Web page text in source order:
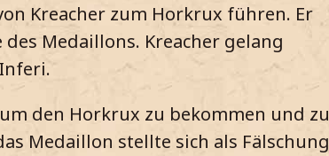
Kreacher zum Horkrux führen. Er
Medaillons. Kreacher gelang
den Horkrux zu bekommen und zu
Medaillon stellte sich als Fälschung